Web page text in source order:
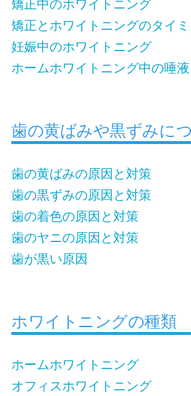
矯正中のホワイトニング
矯正とホワイトニングのタイ
妊娠中のホワイトニング
ホームホワイトニング中の唾液
歯の黄ばみや黒ずみに
歯の黄ばみの原因と対策
歯の黒ずみの原因と対策
歯の着色の原因と対策
歯のヤニの原因と対策
歯が黒い原因
ホワイトニングの種類
ホームホワイトニング
オフィスホワイトニング